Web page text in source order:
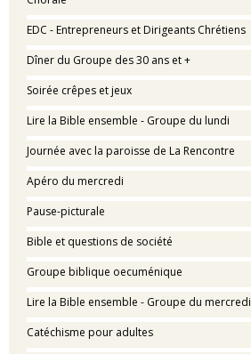
EDC - Entrepreneurs et Dirigeants Chrétiens
Dîner du Groupe des 30 ans et +
Soirée crêpes et jeux
Lire la Bible ensemble - Groupe du lundi
Journée avec la paroisse de La Rencontre
Apéro du mercredi
Pause-picturale
Bible et questions de société
Groupe biblique oecuménique
Lire la Bible ensemble - Groupe du mercredi
Catéchisme pour adultes